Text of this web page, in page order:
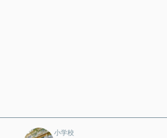
小学校